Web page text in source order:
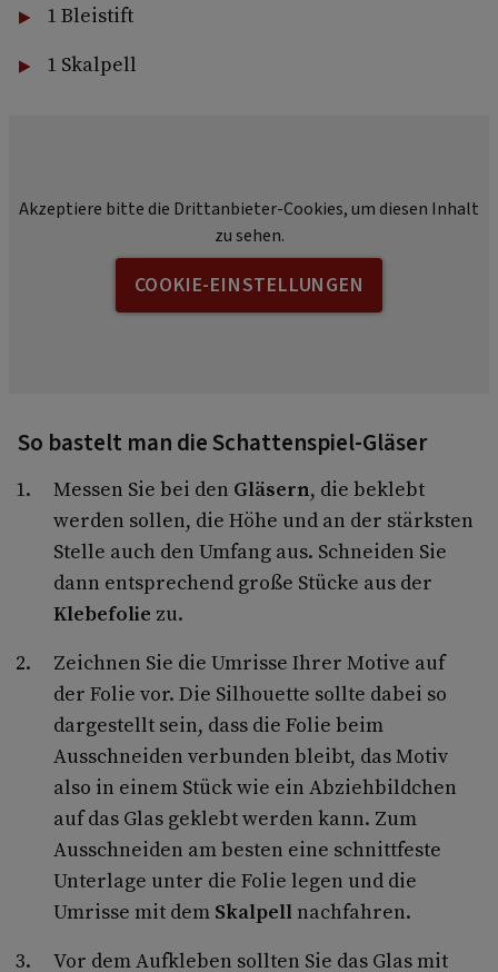
1 Bleistift
1 Skalpell
Akzeptiere bitte die Drittanbieter-Cookies, um diesen Inhalt
zu sehen.
COOKIE-EINSTELLUNGEN
So bastelt man die Schattenspiel-Gläser
Messen Sie bei den Gläsern, die beklebt
werden sollen, die Höhe und an der stärksten
Stelle auch den Umfang aus. Schneiden Sie
dann entsprechend große Stücke aus der
Klebefolie zu.
Zeichnen Sie die Umrisse Ihrer Motive auf
der Folie vor. Die Silhouette sollte dabei so
dargestellt sein, dass die Folie beim
Ausschneiden verbunden bleibt, das Motiv
also in einem Stück wie ein Abziehbildchen
auf das Glas geklebt werden kann. Zum
Ausschneiden am besten eine schnittfeste
Unterlage unter die Folie legen und die
Umrisse mit dem Skalpell nachfahren.
Vor dem Aufkleben sollten Sie das Glas mit